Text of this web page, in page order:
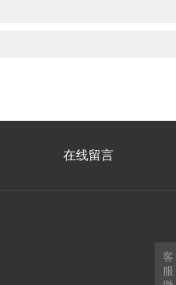
在线留言
客
服